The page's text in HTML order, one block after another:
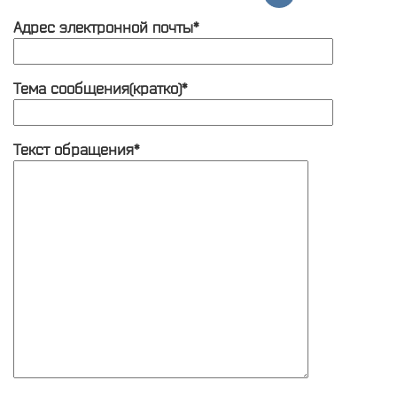
Адрес электронной почты*
Тема сообщения(кратко)*
Текст обращения*